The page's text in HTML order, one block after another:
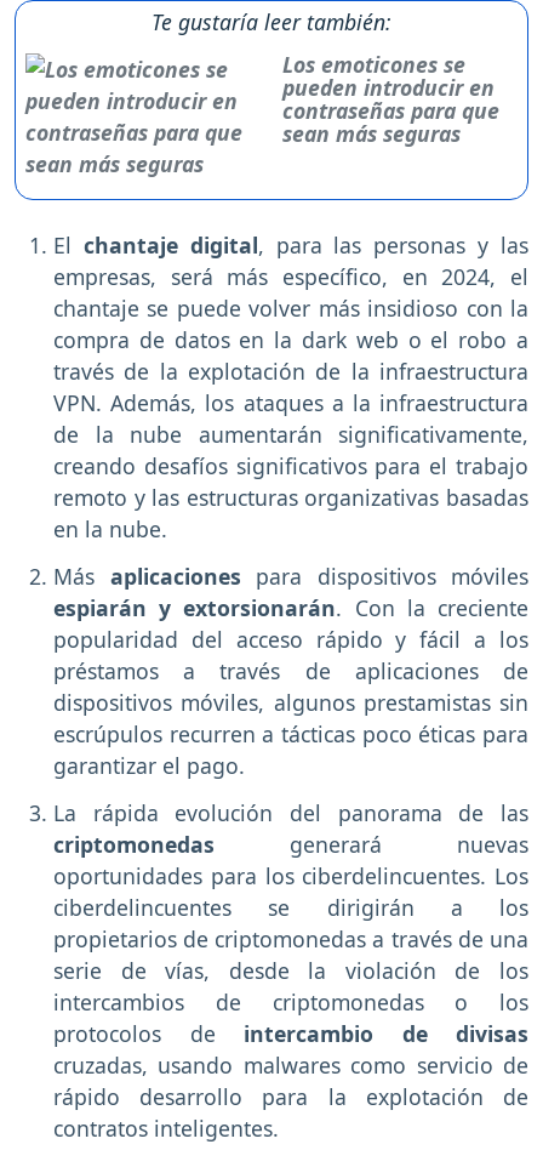
Te gustaría leer también:
Los emoticones se
pueden introducir en
contraseñas para que
sean más seguras
El chantaje digital, para las personas y las
empresas, será más específico, en 2024, el
chantaje se puede volver más insidioso con la
compra de datos en la dark web o el robo a
través de la explotación de la infraestructura
VPN. Además, los ataques a la infraestructura
de la nube aumentarán significativamente,
creando desafíos significativos para el trabajo
remoto y las estructuras organizativas basadas
en la nube.
Más aplicaciones para dispositivos móviles
espiarán y extorsionarán. Con la creciente
popularidad del acceso rápido y fácil a los
préstamos a través de aplicaciones de
dispositivos móviles, algunos prestamistas sin
escrúpulos recurren a tácticas poco éticas para
garantizar el pago.
La rápida evolución del panorama de las
criptomonedas generará nuevas
oportunidades para los ciberdelincuentes. Los
ciberdelincuentes se dirigirán a los
propietarios de criptomonedas a través de una
serie de vías, desde la violación de los
intercambios de criptomonedas o los
protocolos de intercambio de divisas
cruzadas, usando malwares como servicio de
rápido desarrollo para la explotación de
contratos inteligentes.